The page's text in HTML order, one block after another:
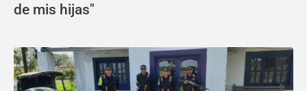
de mis hijas"